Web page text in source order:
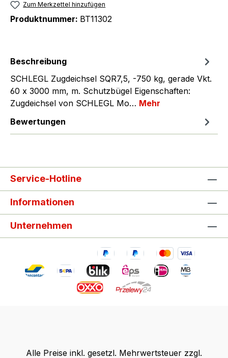
Zum Merkzettel hinzufügen
Produktnummer: BT11302
Beschreibung
SCHLEGL Zugdeichsel SQR7,5, -750 kg, gerade Vkt.
60 x 3000 mm, m. Schutzbügel Eigenschaften:
Zugdeichsel von SCHLEGL Mo… Mehr
Bewertungen
Service-Hotline
Informationen
Unternehmen
Alle Preise inkl. gesetzl. Mehrwertsteuer zzgl.